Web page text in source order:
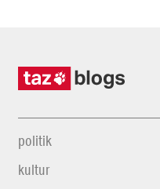
politik
kultur